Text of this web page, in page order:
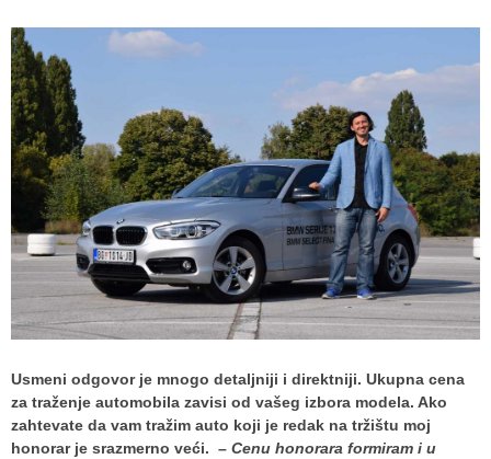
Usmeni odgovor je mnogo detaljniji i direktniji. Ukupna cena
za traženje automobila zavisi od vašeg izbora modela. Ako
zahtevate da vam tražim auto koji je redak na tržištu moj
honorar je srazmerno veći. – Cenu honorara formiram i u